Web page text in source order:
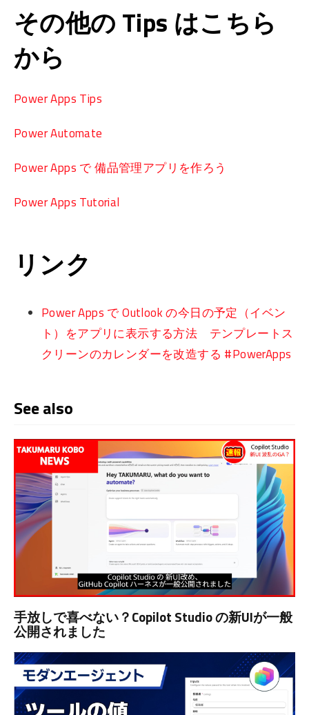
その他の Tips はこちら
から
Power Apps Tips
Power Automate
Power Apps で 備品管理アプリを作ろう
Power Apps Tutorial
リンク
Power Apps で Outlook の今日の予定（イベン
ト）をアプリに表示する方法 テンプレートス
クリーンのカレンダーを改造する #PowerApps
See also
手放しで喜べない？Copilot Studio の新UIが一般
公開されました